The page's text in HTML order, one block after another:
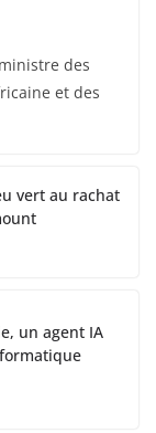
des
et des
vert au rachat
un agent IA